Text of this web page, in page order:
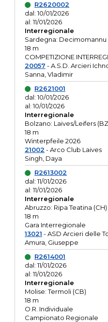
R2620002
dal: 10/01/2026
al: 11/01/2026
Interregionale
Sardegna: Decimomannu
18 m
COMPETIZIONE
20057 - A.S.D. Arcieri
Sanna, Vladimir
R2621001
dal: 10/01/2026
al: 10/01/2026
Interregionale
Bolzano: Laives/Leifers
18 m
Winterpfeile 2026
21002 - Arco Club Laives
Singh, Daya
R2613002
dal: 11/01/2026
al: 11/01/2026
Interregionale
Abruzzo: Ripa Teatina (CH)
18 m
Gara Interregionale
13021 - ASD Arcieri delle
Amura, Giuseppe
R2614001
dal: 11/01/2026
al: 11/01/2026
Interregionale
Molise: Termoli (CB)
18 m
O.R. Individuale
Campionato Regionale